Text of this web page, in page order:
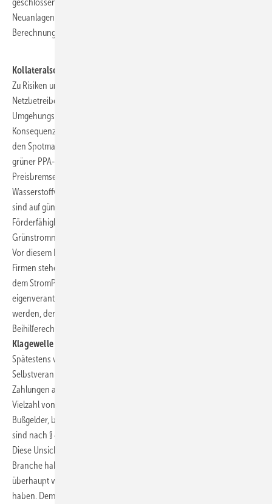
Neuanlagen den Preis ihres PPAs anstelle der Börsenpreise bei der
Berechnung der Abschöpfungsbeträge ansetzen.
Kollateralschäden für H2 und Industrie
Zu Risiken und Nebenwirkungen fragen Sie die BNetzA, Ihren
Netzbetreiber und Ihre Anwälte. Die Stichtagsregelung soll
Umgehungsgeschäfte verhindern. Sie hat aber eine gravierende
Konsequenz: Erneuerbare mit auslaufenden PPAs wandern wieder an
den Spotmarkt ab, wo sie der Merit-Oder unterliegen. Preisgünstiger
grüner PPA-Strom wird so zu teurem Börsenstrom und führt die
Preisbremse ad absurdum. Den Kollateralschaden hat die
Wasserstoffwirtschaft. Projekte zur Erzeugung grünen Wasserstoffs
sind auf günstige Stromlieferverträge angewiesen. Für die
Förderfähigkeit braucht der Wasserstoff zudem perspektivisch die
Grünstromnachweise aus den PPAs.
Vor diesem Dilemma steht auch die energieintensive Industrie. Den
Firmen stehen zwar unter Umständen auch Entlastungsbeiträge nach
dem StromPBG zu, jedem Unternehmer dürfte aber ein
eigenverantwortliches Wirtschaften lieber sein, als zum Bittsteller zu
werden, der zugleich die strengen Vorgaben des europäischen
Beihilferechts zu beachten hat.
Klagewelle im zweiten Halbjahr 2023?
Spätestens wenn in der zweiten Jahreshälfte die Fristen für die
Selbstveranlagung durch die Anlagebetreiber ablaufen und die
Zahlungen an die Netzbetreiber fällig werden, dürfte es zu einer
Vielzahl von Streitigkeiten kommen. Zudem drohen erhebliche
Bußgelder, bei vorsätzlicher Verkürzung des Abschöpfungsbetrages
sind nach § 44 StromPBG sogar Gefängnisstrafen möglich
Diese Unsicherheiten dürften erhebliche Auswirkungen auf die
Branche haben. Ob die Abschöpfung bei den Erneuerbaren
überhaupt verfassungskonform ist, wird Karlsruhe zu entscheiden
haben. Dem Verursacherprinzip entspricht sie nicht. Ein Umstand, der